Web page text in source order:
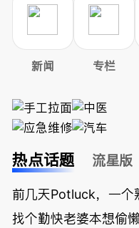
新闻 专栏
热点话题 流星版
前几天Potluck，一个
找个勤快老婆本想偷